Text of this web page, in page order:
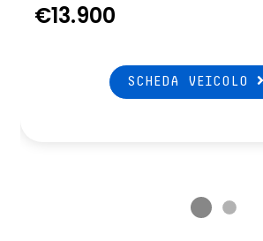
€13.900
SCHEDA VEICOLO